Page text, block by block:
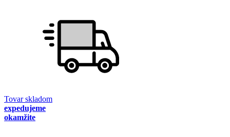
Tovar skladom
expedujeme
okamžite